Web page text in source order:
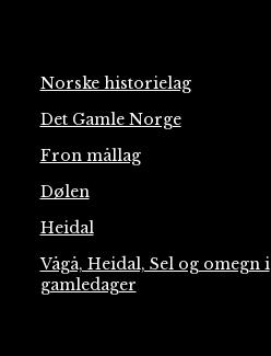
Norske historielag
Det Gamle Norge
Fron mållag
Dølen
Heidal
Vågå, Heidal, Sel og omegn i
gamledager